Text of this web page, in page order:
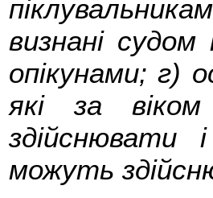
визнані
опікунами; г)
які за
здійснювати
можуть